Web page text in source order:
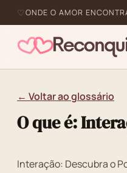
ONDE O AMOR
← Voltar ao glossário
O que é:
Interação: Descubra o